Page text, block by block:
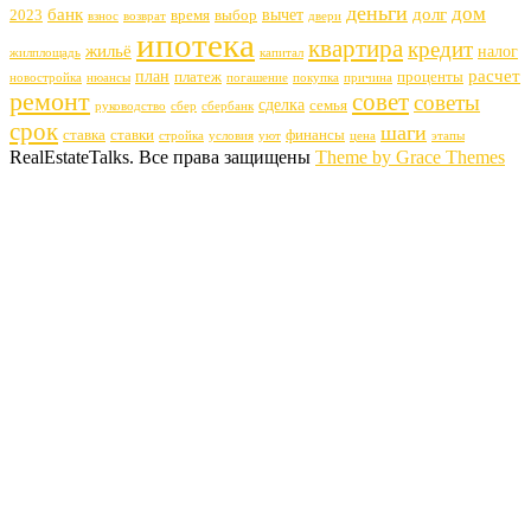
2023 банк взнос возврат время выбор вычет двери деньги долг дом
жилплощадь жильё ипотека капитал квартира кредит налог
новостройка нюансы план платеж погашение покупка причина проценты расчет
ремонт руководство сбер сбербанк сделка семья советсоветы
срок ставка ставки стройка условия уют финансы цена шаги этапы
RealEstateTalks. Все права защищены Theme by Grace Themes